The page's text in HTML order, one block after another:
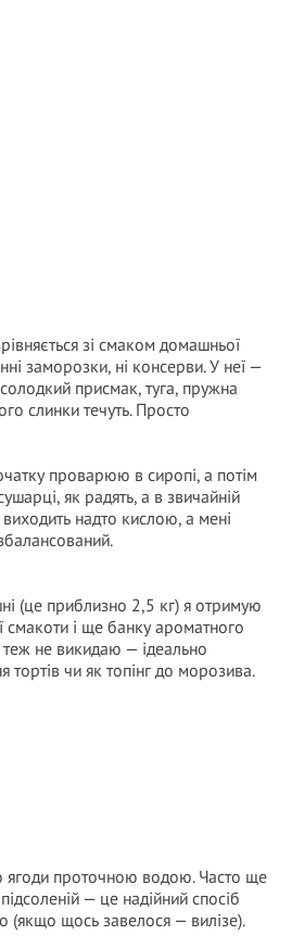
зі смаком домашньої
заморозки, ні консерви. У неї —
присмак, туга, пружна
слинки течуть. Просто
проварюю в сиропі, а потім
як радять, а в звичайній
надто кислою, а мені
(це приблизно 2,5 кг) я отримую
смакоти і ще банку ароматного
не викидаю — ідеально
тортів чи як топінг до морозива.
проточною водою. Часто ще
— це надійний спосіб
(якщо щось завелося — вилізе).